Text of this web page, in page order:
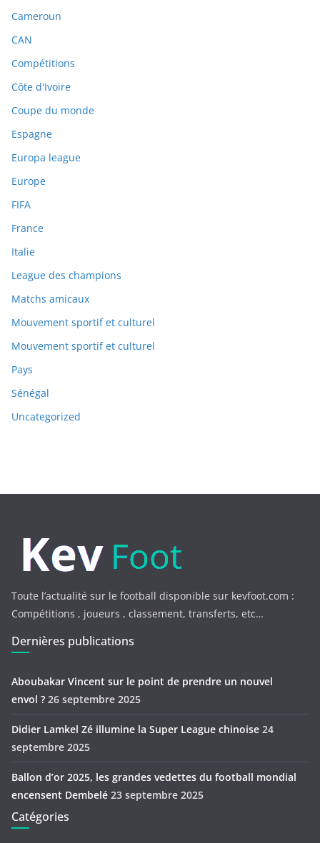
Cameroun
CAN
Compétitions
Côte d'Ivoire
Coupe du monde
Espagne
Europa league
Europe
FIFA
France
Italie
League des champions
Matchs amicaux
Mouvement sportif et culturel
Mouvement sportif et culturel
Pays
Sénégal
Uncategorized
Toute l’actualité sur le football disponible sur kevfoot.com :
Compétitions , joueurs , classement, transferts, etc…
Dernières publications
Aboubakar Vincent sur le point de prendre un nouvel
envol ? 26 septembre 2025
Didier Lamkel Zé illumine la Super League chinoise 24
septembre 2025
Ballon d’or 2025, les grandes vedettes du football mondial
encensent Dembelé 23 septembre 2025
Catégories